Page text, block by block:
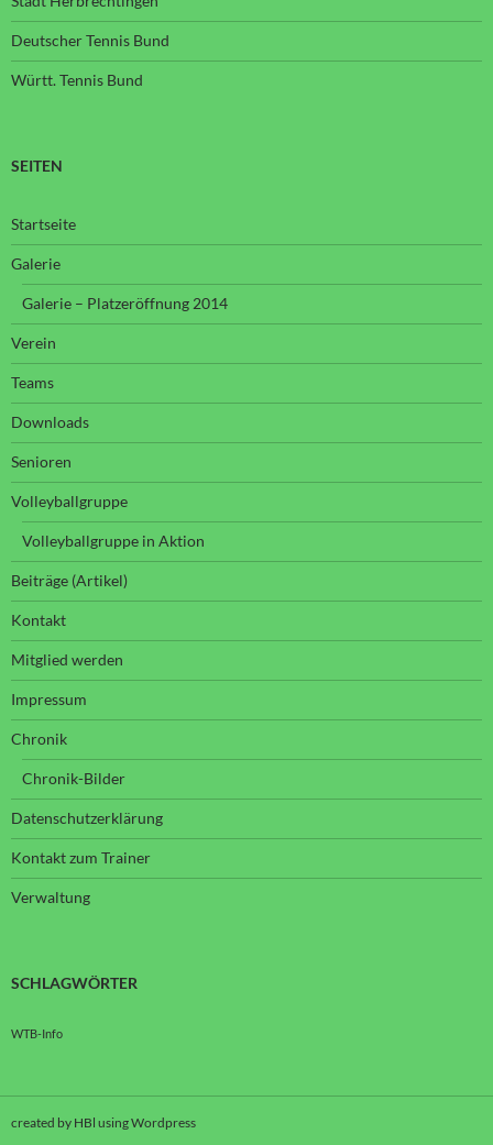
Deutscher Tennis Bund
Württ. Tennis Bund
SEITEN
Startseite
Galerie
Galerie – Platzeröffnung 2014
Verein
Teams
Downloads
Senioren
Volleyballgruppe
Volleyballgruppe in Aktion
Beiträge (Artikel)
Kontakt
Mitglied werden
Impressum
Chronik
Chronik-Bilder
Datenschutzerklärung
Kontakt zum Trainer
Verwaltung
SCHLAGWÖRTER
WTB-Info
created by HBl using Wordpress